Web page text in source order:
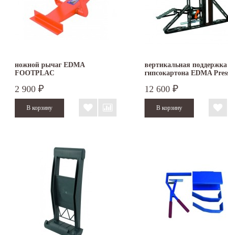
ножной рычаг EDMA
FOOTPLAC
2 900 ₽
вертикальная
гипсокартона EDMA
12 600 ₽